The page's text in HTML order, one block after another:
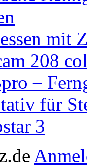
mit
208
–
für
3